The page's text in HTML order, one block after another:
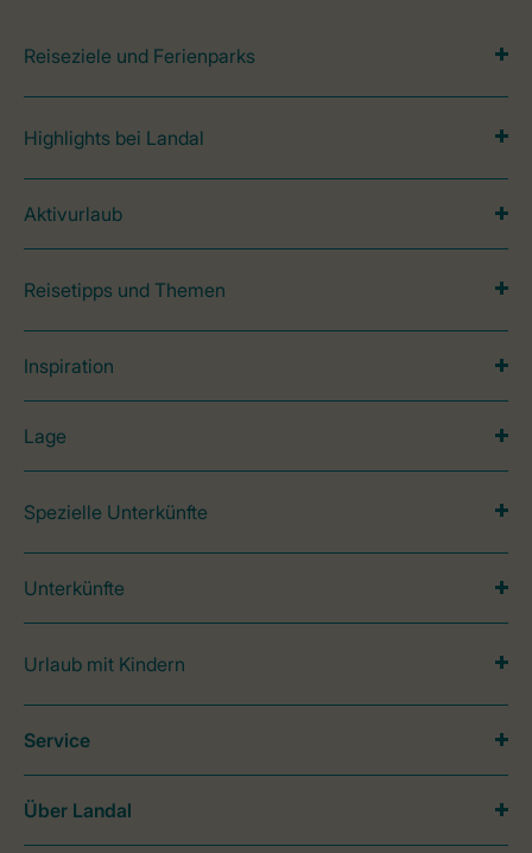
Reiseziele und Ferienparks
Highlights bei Landal
Aktivurlaub
Reisetipps und Themen
Inspiration
Lage
Spezielle Unterkünfte
Unterkünfte
Urlaub mit Kindern
Service
Über Landal